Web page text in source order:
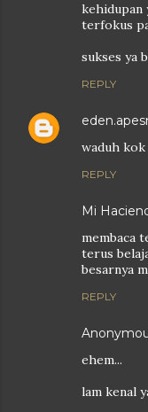
kehidupan
terfokus
sukses ya
REPLY
waduh
REPLY
Mi
membaca
terus
besarnya
REPLY
ehem...
lam kenal